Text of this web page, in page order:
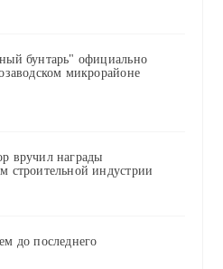
бунтарь" официально
микрорайоне
вручил награды
строительной индустрии
до последнего